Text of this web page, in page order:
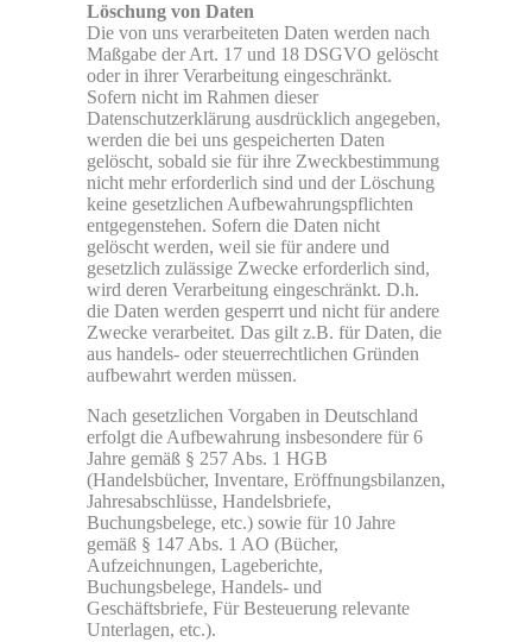
Löschung von Daten
Die von uns verarbeiteten Daten werden nach
Maßgabe der Art. 17 und 18 DSGVO gelöscht
oder in ihrer Verarbeitung eingeschränkt.
Sofern nicht im Rahmen dieser
Datenschutzerklärung ausdrücklich angegeben,
werden die bei uns gespeicherten Daten
gelöscht, sobald sie für ihre Zweckbestimmung
nicht mehr erforderlich sind und der Löschung
keine gesetzlichen Aufbewahrungspflichten
entgegenstehen. Sofern die Daten nicht
gelöscht werden, weil sie für andere und
gesetzlich zulässige Zwecke erforderlich sind,
wird deren Verarbeitung eingeschränkt. D.h.
die Daten werden gesperrt und nicht für andere
Zwecke verarbeitet. Das gilt z.B. für Daten, die
aus handels- oder steuerrechtlichen Gründen
aufbewahrt werden müssen.
Nach gesetzlichen Vorgaben in Deutschland
erfolgt die Aufbewahrung insbesondere für 6
Jahre gemäß § 257 Abs. 1 HGB
(Handelsbücher, Inventare, Eröffnungsbilanzen,
Jahresabschlüsse, Handelsbriefe,
Buchungsbelege, etc.) sowie für 10 Jahre
gemäß § 147 Abs. 1 AO (Bücher,
Aufzeichnungen, Lageberichte,
Buchungsbelege, Handels- und
Geschäftsbriefe, Für Besteuerung relevante
Unterlagen, etc.).